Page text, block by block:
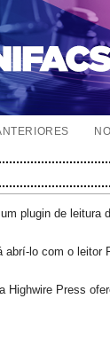
plugin de leitura
lo com o leitor
Highwire Press